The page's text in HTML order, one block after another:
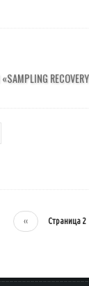
RECOVERY
←
‹‹ Страница 2